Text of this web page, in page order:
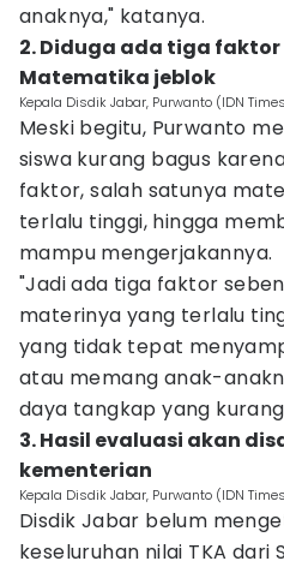
anaknya," katanya.
2. Diduga ada tiga faktor
Matematika jeblok
Kepala Disdik Jabar, Purwanto (IDN
Meski begitu, Purwanto
siswa kurang bagus
faktor, salah satunya
terlalu tinggi, hingga
mampu mengerjakannya.
"Jadi ada tiga faktor
materinya yang terlalu
yang tidak tepat
atau memang anak-
daya tangkap yang
3. Hasil evaluasi akan
kementerian
Kepala Disdik Jabar, Purwanto (IDN
Disdik Jabar belum
keseluruhan nilai TKA dari